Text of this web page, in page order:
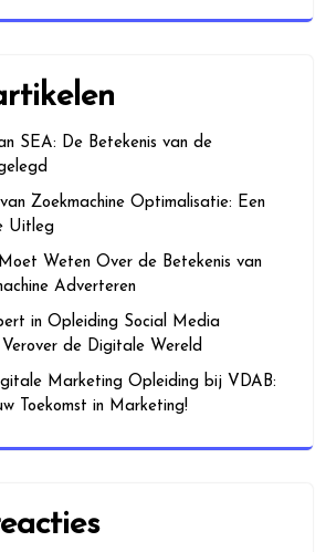
SEA: De Betekenis van de
Zoekmachine Optimalisatie: Een
Uitleg
Weten Over de Betekenis van
Adverteren
in Opleiding Social Media
de Digitale Wereld
Marketing Opleiding bij VDAB:
Toekomst in Marketing!